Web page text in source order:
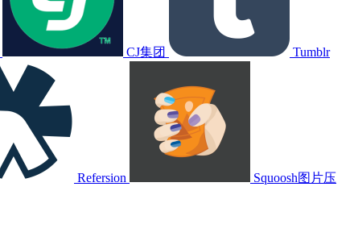
CJ集团 Tumblr
Refersion
Squoosh图片压